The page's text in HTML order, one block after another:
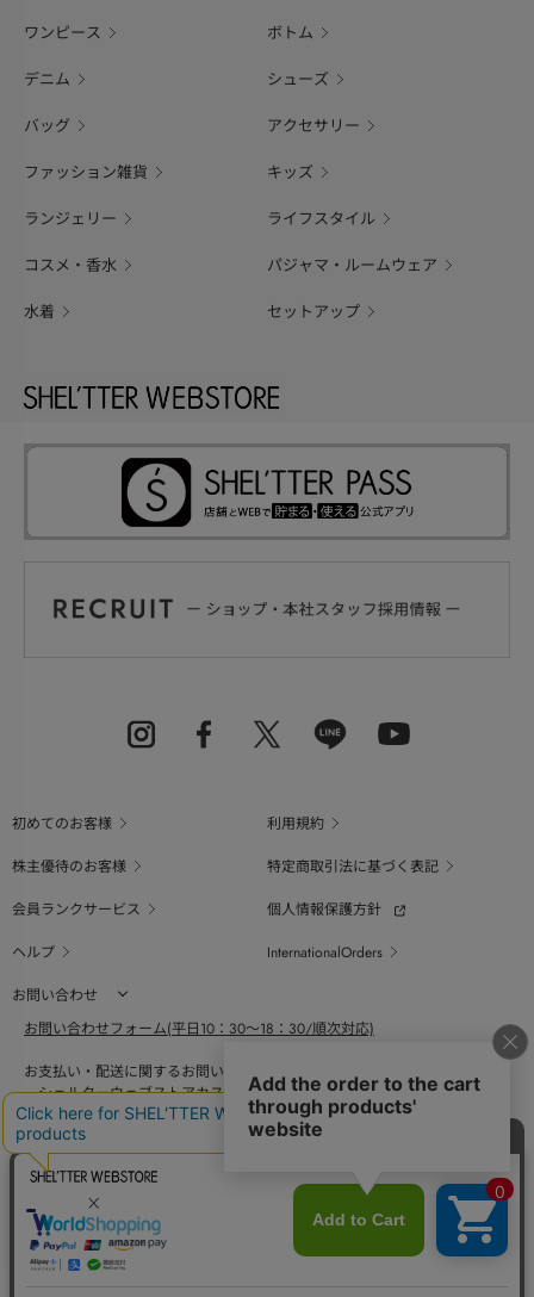
ワンピース ボトム
デニム シューズ
バッグ アクセサリー
ファッション雑貨 キッズ
ランジェリー ライフスタイル
コスメ・香水 パジャマ・ルームウェア
水着 セットアップ
初めてのお客様
利用規約
株主優待のお客様
特定商取引法に基づく表記
会員ランクサービス
個人情報保護方針
ヘルプ
InternationalOrders
お問い合わせ
お問い合わせフォーム(平日10：30～18：30/順次対応)
お支払い・配送に関するお問い合わせ（平日10：30～18：00）
シェルターウェブストアカスタマーセンター
0800-123-6820
商品の素材、サイズ、仕様等に関するお問い合せ（平日10：30～18：00）
バロックジャパンリミテッドコールセンター
03-6730-9191
BAROQUE JAPAN LIMITED
The SHEL'TTER TOKYO